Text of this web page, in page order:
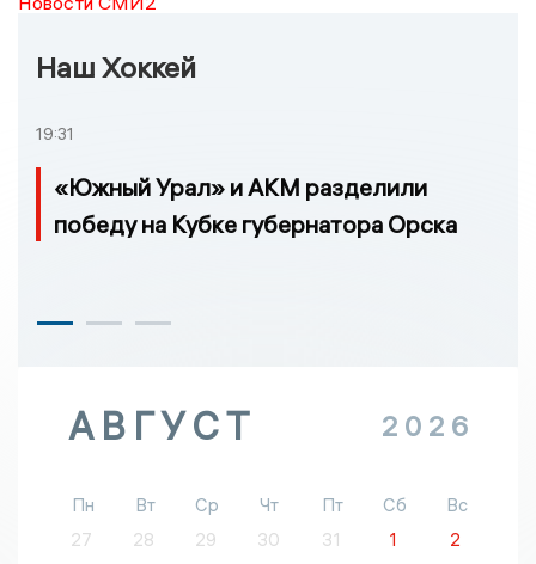
Наш Хоккей
19:31
«Южный Урал» и АКМ разделили
победу на Кубке губернатора Орска
АВГУСТ 2026
Пн Вт Ср Чт Пт Сб
Вс
27
28 29 30 31 1
2